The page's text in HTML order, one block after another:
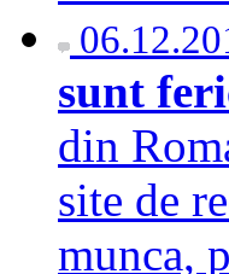
sunt
din
site de
munca,